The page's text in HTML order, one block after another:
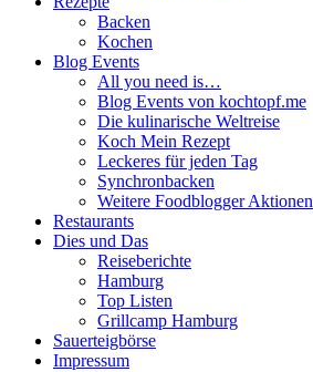
Backen
Kochen
Blog Events
All you need is…
Blog Events von kochtopf.me
Die kulinarische Weltreise
Koch Mein Rezept
Leckeres für jeden Tag
Synchronbacken
Weitere Foodblogger Aktionen
Restaurants
Dies und Das
Reiseberichte
Hamburg
Top Listen
Grillcamp Hamburg
Sauerteigbörse
Impressum